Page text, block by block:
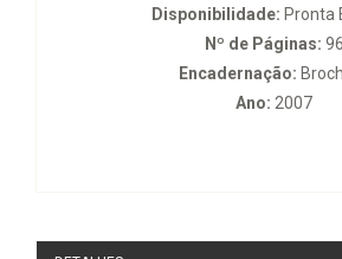
Disponibilidade: Pronta
Nº de Páginas: 96
Encadernação:
Ano: 2007